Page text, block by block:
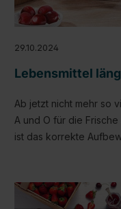
29.10.2024
Lebensmittel
Ab jetzt nicht mehr so
A und O für die
ist das korrekte